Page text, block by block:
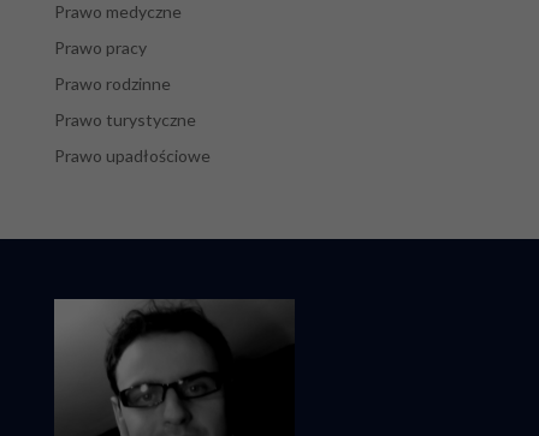
Prawo medyczne
Prawo pracy
Prawo rodzinne
Prawo turystyczne
Prawo upadłościowe